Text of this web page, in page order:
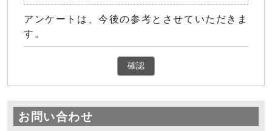
アンケートは、今後の参考とさせていただきま
す。
確認
お問い合わせ